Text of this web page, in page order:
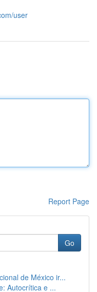
user
Report Page
Go
de México ir...
Autocrítica e ...